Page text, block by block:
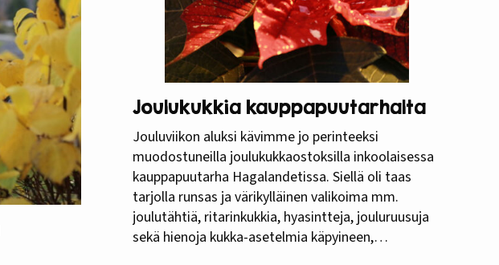
Joulukukkia kauppapuutarhalta
Jouluviikon aluksi kävimme jo perinteeksi
muodostuneilla joulukukkaostoksilla inkoolaisessa
kauppapuutarha Hagalandetissa. Siellä oli taas
tarjolla runsas ja värikylläinen valikoima mm.
joulutähtiä, ritarinkukkia, hyasintteja, jouluruusuja
sekä hienoja kukka-asetelmia käpyineen,